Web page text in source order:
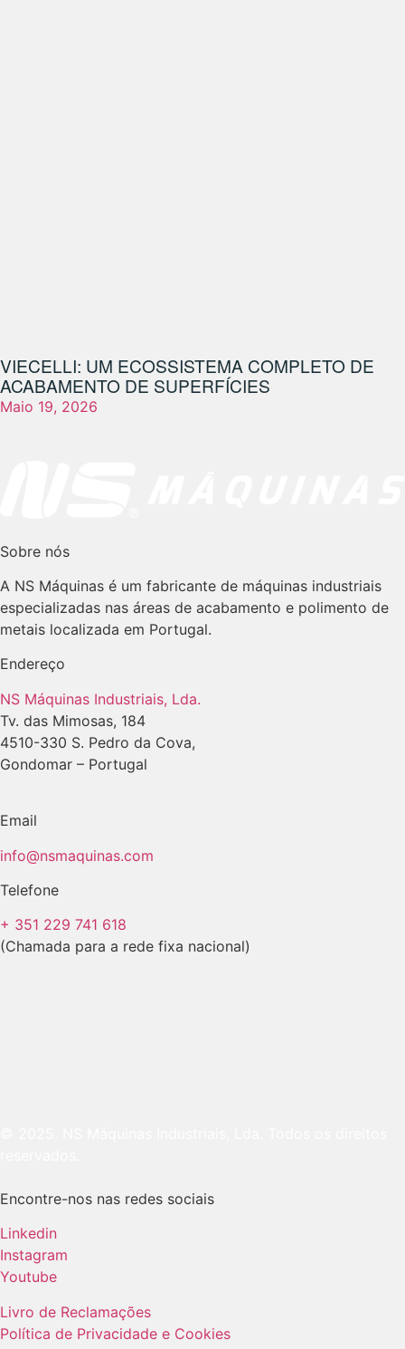
VIECELLI: UM ECOSSISTEMA COMPLETO DE
ACABAMENTO DE SUPERFÍCIES
Maio 19, 2026
Sobre nós
A NS Máquinas é um fabricante de máquinas industriais
especializadas nas áreas de acabamento e polimento de
metais localizada em Portugal.
Endereço
NS Máquinas Industriais, Lda.
Tv. das Mimosas, 184
4510-330 S. Pedro da Cova,
Gondomar – Portugal
Email
info@nsmaquinas.com
Telefone
+ 351 229 741 618
(Chamada para a rede fixa nacional)
Encontre-nos nas redes sociais
Linkedin
Instagram
Youtube
Livro de Reclamações
Política de Privacidade e Cookies